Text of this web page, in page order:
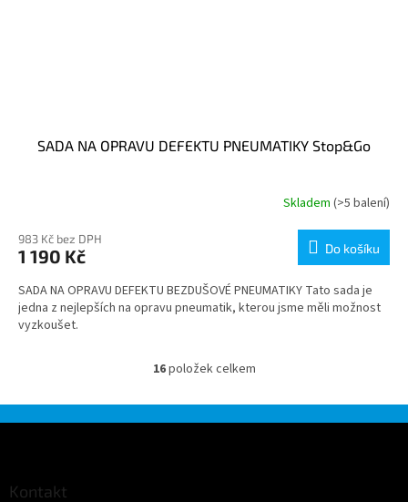
SADA NA OPRAVU DEFEKTU PNEUMATIKY Stop&Go
Skladem (>5 balení)
983 Kč bez DPH
1 190 Kč Do košíku
SADA NA OPRAVU DEFEKTU BEZDUŠOVÉ PNEUMATIKY Tato sada je
jedna z nejlepších na opravu pneumatik, kterou jsme měli možnost
vyzkoušet.
O
l
á
16položek celkem
Kontakt